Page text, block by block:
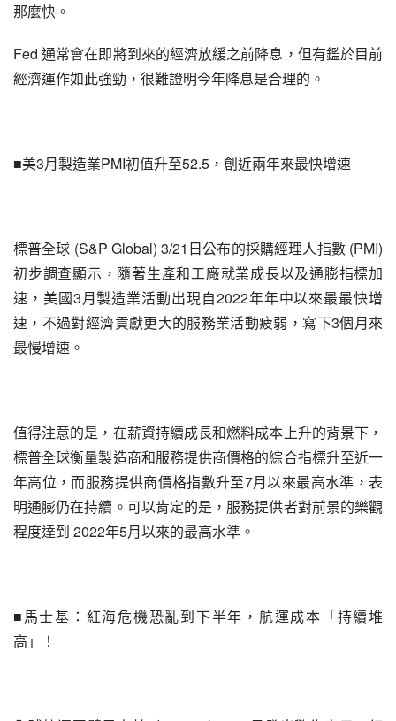
那麼快。
Fed 通常會在即將到來的經濟放緩之前降息，但有鑑於目前
經濟運作如此強勁，很難證明今年降息是合理的。
■美3月製造業PMI初值升至52.5，創近兩年來最快增速
標普全球 (S&P Global) 3/21日公布的採購經理人指數 (PMI)
初步調查顯示，隨著生產和工廠就業成長以及通膨指標加
速，美國3月製造業活動出現自2022年年中以來最最快增
速，不過對經濟貢獻更大的服務業活動疲弱，寫下3個月來
最慢增速。
值得注意的是，在薪資持續成長和燃料成本上升的背景下，
標普全球衡量製造商和服務提供商價格的綜合指標升至近一
年高位，而服務提供商價格指數升至7月以來最高水準，表
明通膨仍在持續。可以肯定的是，服務提供者對前景的樂觀
程度達到 2022年5月以來的最高水準。
■馬士基：紅海危機恐亂到下半年，航運成本「持續堆
高」！